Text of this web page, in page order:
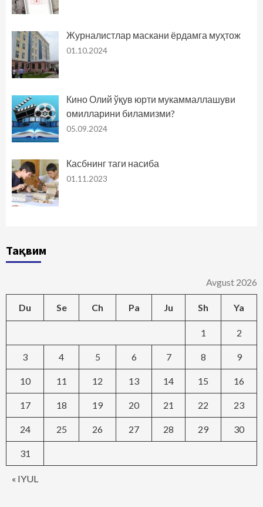
Журналистлар маскани ёрдамга муҳтож
01.10.2024
Кино Олий ўқув юрти мукаммаллашуви
омилларини биламизми?
05.09.2024
Касбнинг таги насиба
01.11.2023
Тақвим
Avgust 2026
Du Se Ch Pa Ju Sh Ya
« IYUL
1 2
3 4 5 6 7 8 9
10 11 12 13 14 15 16
17 18 19 20 21 22 23
24 25 26 27 28 29 30
31